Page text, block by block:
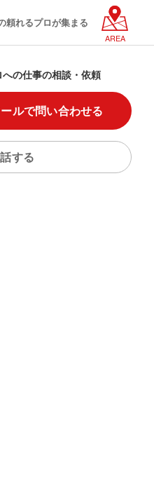
頼れるプロが集まる
AREA
の仕事の相談・依頼
ルで問い合わせる
する